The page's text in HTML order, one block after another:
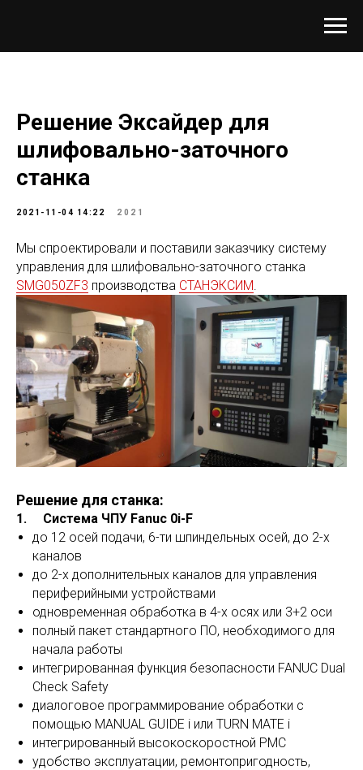
Решение Эксайдер для
шлифовально-заточного
станка
2021-11-04 14:22 2021
Мы спроектировали и поставили заказчику систему
управления для шлифовально-заточного станка
SMG050ZF3 производства СТАНЭКСИМ.
Решение для станка:
1. Система ЧПУ Fanuc 0i-F
до 12 осей подачи, 6-ти шпиндельных осей, до 2-х
каналов
до 2-х дополнительных каналов для управления
периферийными устройствами
одновременная обработка в 4-х осях или 3+2 оси
полный пакет стандартного ПО, необходимого для
начала работы
интегрированная функция безопасности FANUC Dual
Check Safety
диалоговое программирование обработки с
помощью MANUAL GUIDE i или TURN MATE i
интегрированный высокоскоростной PMC
удобство эксплуатации, ремонтопригодность,